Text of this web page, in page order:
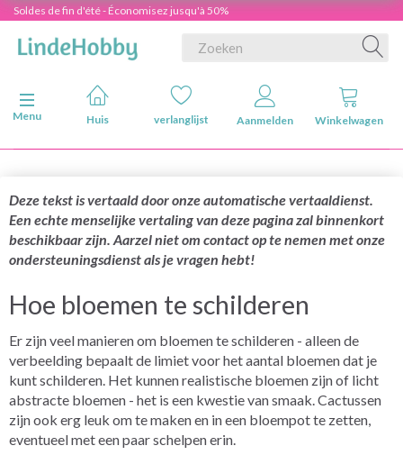
Soldes de fin d'été - Économisez jusqu'à 50%
Navigatie in-/uitschakelen
Menu
Huis verlanglijst Aanmelden Winkelwagen
Deze tekst is vertaald door onze automatische vertaaldienst.
Een echte menselijke vertaling van deze pagina zal binnenkort
beschikbaar zijn. Aarzel niet om contact op te nemen met onze
ondersteuningsdienst als je vragen hebt!
Hoe bloemen te schilderen
Er zijn veel manieren om bloemen te schilderen - alleen de
verbeelding bepaalt de limiet voor het aantal bloemen dat je
kunt schilderen. Het kunnen realistische bloemen zijn of licht
abstracte bloemen - het is een kwestie van smaak. Cactussen
zijn ook erg leuk om te maken en in een bloempot te zetten,
eventueel met een paar schelpen erin.